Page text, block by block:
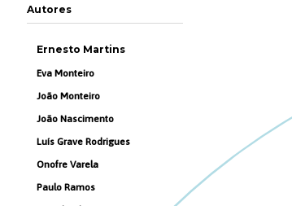
Autores
Ernesto Martins
Eva Monteiro
João Monteiro
João Nascimento
Luís Grave Rodrigues
Onofre Varela
Paulo Ramos